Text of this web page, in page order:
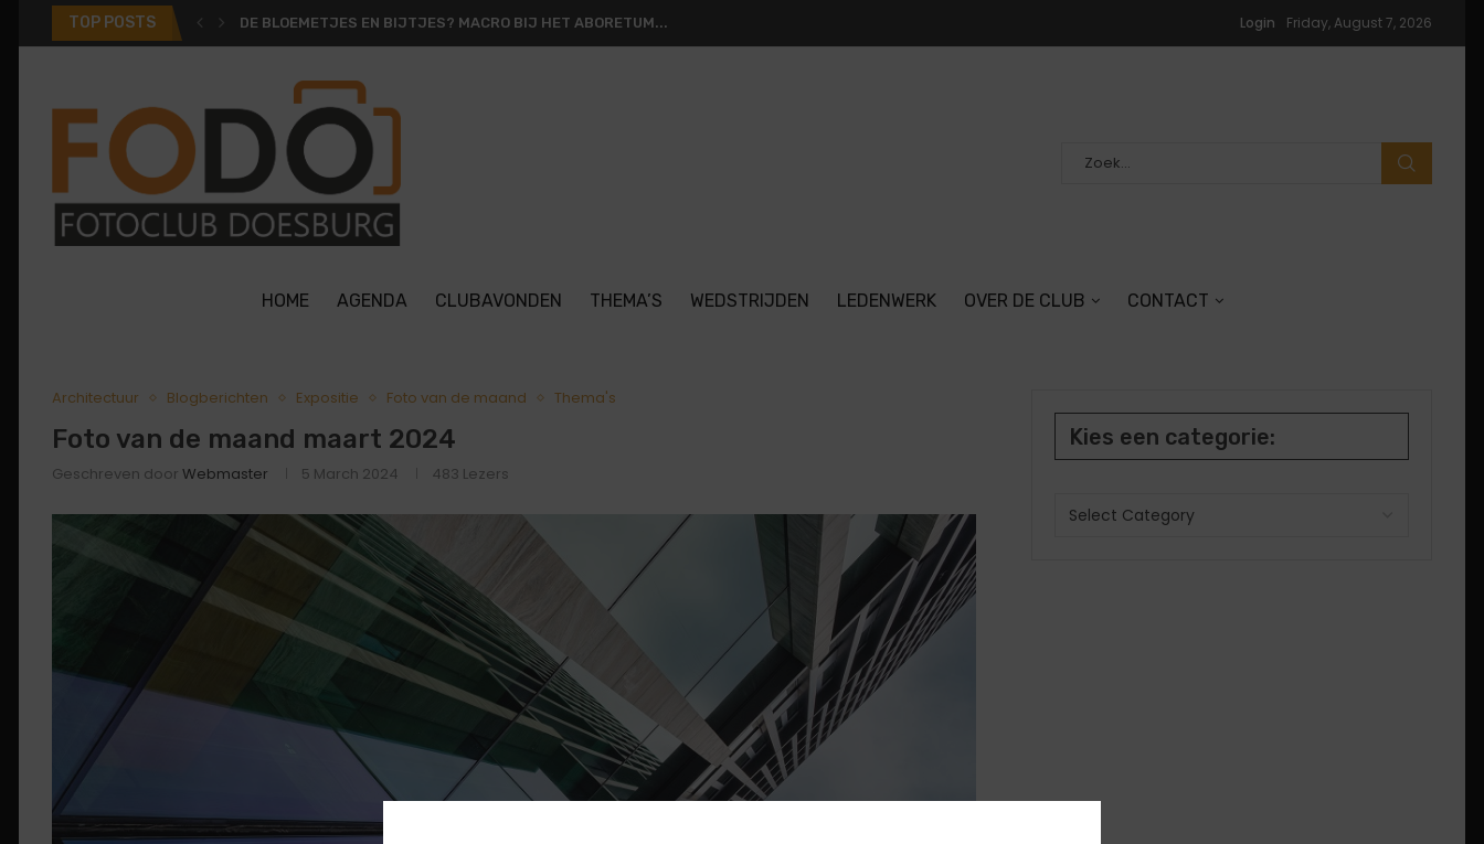
TOP POSTS DE BLOEMETJES EN BIJTJES? MACRO BIJ HET ABORETUM... Login Friday, August 7, 2026
HOME AGENDA CLUBAVONDEN THEMA’S WEDSTRIJDEN LEDENWERK OVER DE CLUB CONTACT
Architectuur Blogberichten Expositie Foto van de maand Thema's
Foto van de maand maart 2024
Geschreven door Webmaster 5 March 2024 483 Lezers
Kies een categorie: